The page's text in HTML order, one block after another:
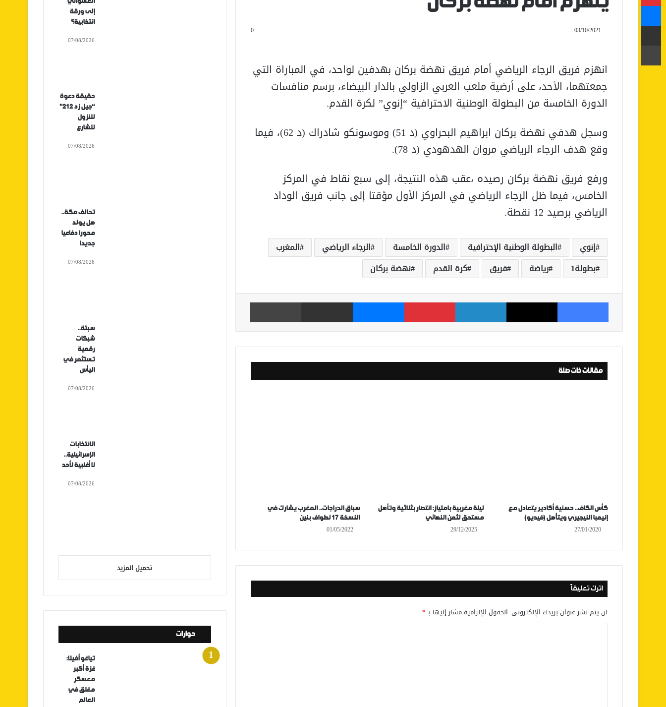
03/10/2021
0
انهزم فريق الرجاء الرياضي أمام فريق نهضة بركان بهدفين لواحد، في المباراة التي
جمعتهما، الأحد، على أرضية ملعب العربي الزاولي بالدار البيضاء، برسم منافسات
الدورة الخامسة من البطولة الوطنية الاحترافية “إنوي” لكرة القدم.
وسجل هدفي نهضة بركان ابراهيم البحراوي (د 51) وموسونكو شادراك (د 62)، فيما
وقع هدف الرجاء الرياضي مروان الهدهودي (د 78).
ورفع فريق نهضة بركان رصيده ،عقب هذه النتيجة، إلى سبع نقاط في المركز
الخامس، فيما ظل الرجاء الرياضي في المركز الأول مؤقتا إلى جانب فريق الوداد
الرياضي برصيد 12 نقطة.
إنوي البطولة الوطنية الإحترافية الدورة الخامسة الرجاء الرياضي
المغرب
بطولة1
رياضة فريق كرة القدم نهضة بركان
فيسبوك ‫X لينكدإن بينتيريست ماسنجر مشاركة عبر البريد
مقالات ذات صلة
كأس الكاف.. حسنية أكادير يتعادل مع
إنيمبا النيجيري ويتأهل (فيديو)
27/01/2020
ليلة مغربية بامتياز: انتصار بثلاثية وتأهل
مستحق لثمن النهائي
29/12/2025
سباق الدراجات.. المغرب يشارك في
النسخة 17 لطواف بنين
01/05/2022
اترك تعليقاً
لن يتم نشر عنوان بريدك الإلكتروني. الحقول الإلزامية مشار إليها بـ*
إلى ورقة
انتخابية؟
07/08/2026
حقيقة دعوة
“جيل زد 212”
للنزول
للشارع
07/08/2026
تحالف مكة..
هل يولد
محورا دفاعيا
جديدا
07/08/2026
سبتة..
شبكات
رقمية
تستثمر في
اليأس
07/08/2026
الانتخابات
الإسرائيلية..
لا أغلبية لأحد
07/08/2026
تحميل المزيد
حوارات
تياغو أفيلا:
غزة أكبر
معسكر
مغلق في
العالم